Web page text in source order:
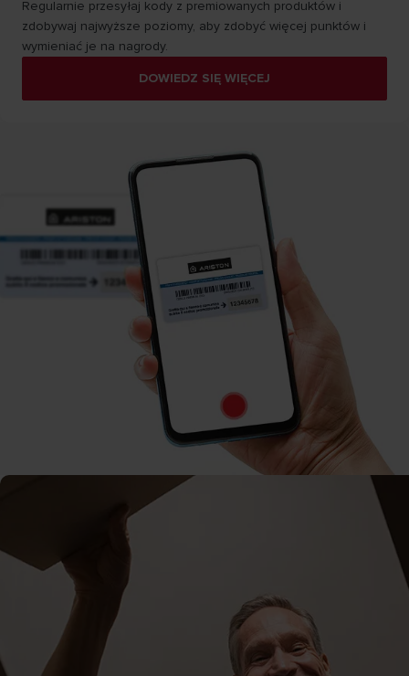
Regularnie przesyłaj kody z premiowanych produktów i
zdobywaj najwyższe poziomy, aby zdobyć więcej punktów i
wymieniać je na nagrody.
DOWIEDZ SIĘ WIĘCEJ